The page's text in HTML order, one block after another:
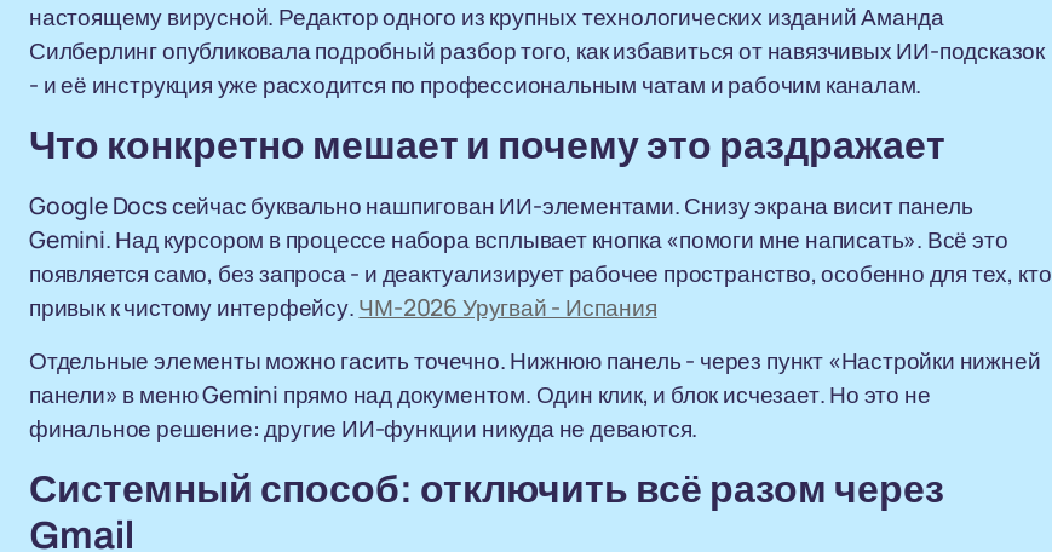
настоящему вирусной. Редактор одного из крупных технологических изданий Аманда
Силберлинг опубликовала подробный разбор того, как избавиться от навязчивых ИИ-подсказок
- и её инструкция уже расходится по профессиональным чатам и рабочим каналам.
Что конкретно мешает и почему это раздражает
Google Docs сейчас буквально нашпигован ИИ-элементами. Снизу экрана висит панель
Gemini. Над курсором в процессе набора всплывает кнопка «помоги мне написать». Всё это
появляется само, без запроса - и деактуализирует рабочее пространство, особенно для тех, кто
привык к чистому интерфейсу.ЧМ-2026 Уругвай - Испания
Отдельные элементы можно гасить точечно. Нижнюю панель - через пункт «Настройки нижней
панели» в меню Gemini прямо над документом. Один клик, и блок исчезает. Но это не
финальное решение: другие ИИ-функции никуда не деваются.
Системный способ: отключить всё разом через
Gmail